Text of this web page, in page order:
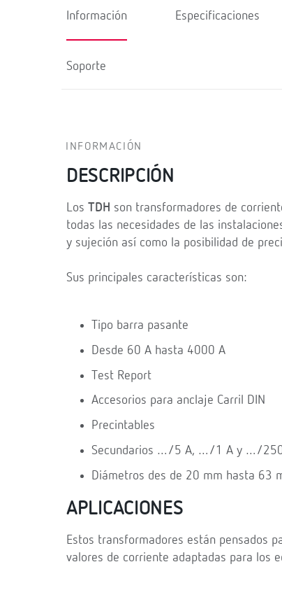
Información Especificaciones
Soporte
INFORMACIÓN
DESCRIPCIÓN
Los TDH son transformadores de
todas las necesidades de las
y sujeción así como la posibilidad de
Sus principales características son:
Tipo barra pasante
Desde 60 A hasta 4000 A
Test Report
Accesorios para anclaje Carril DIN
Precintables
Secundarios …/5 A, …/1 A y …/250
Diámetros des de 20 mm hasta 63
APLICACIONES
Estos transformadores están pensados
valores de corriente adaptadas para los